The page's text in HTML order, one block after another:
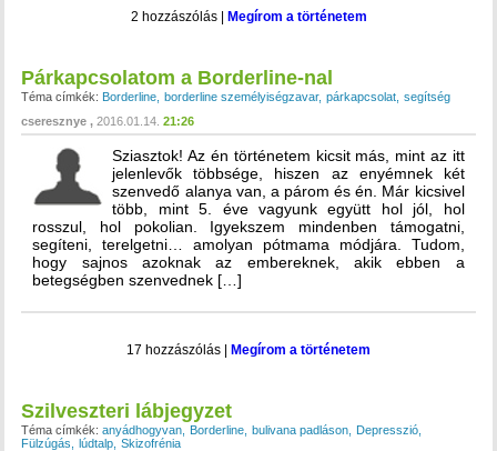
2 hozzászólás| Megírom a történetem
Párkapcsolatom a Borderline-nal
Téma címkék: Borderline borderline személyiségzavar párkapcsolat
segítség
cseresznye
2016.01.14. 21:26
Sziasztok! Az én történetem kicsit más, mint az itt
jelenlevők többsége, hiszen az enyémnek két
szenvedő alanya van, a párom és én. Már kicsivel
több, mint 5. éve vagyunk együtt hol jól, hol
rosszul, hol pokolian. Igyekszem mindenben támogatni,
segíteni, terelgetni… amolyan pótmama módjára. Tudom,
hogy sajnos azoknak az embereknek, akik ebben a
betegségben szenvednek […]
17 hozzászólás Megírom a történetem
Szilveszteri lábjegyzet
Téma címkék: anyádhogyvan Borderline bulivana padláson
Depresszió
Fülzúgás
lúdtalp
Skizofrénia